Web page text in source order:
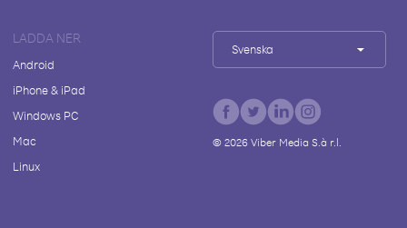
LADDA NER
Android
iPhone & iPad
Windows PC
Mac
Linux
Svenska
© 2026Viber Media S.à r.l.